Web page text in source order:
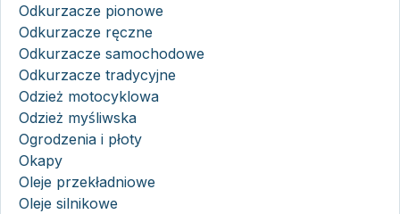
Odkurzacze pionowe
Odkurzacze ręczne
Odkurzacze samochodowe
Odkurzacze tradycyjne
Odzież motocyklowa
Odzież myśliwska
Ogrodzenia i płoty
Okapy
Oleje przekładniowe
Oleje silnikowe